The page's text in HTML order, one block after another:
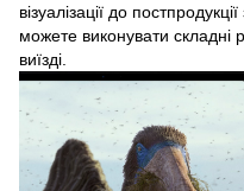
візуалізації до
можете виконувати складні
виїзді.